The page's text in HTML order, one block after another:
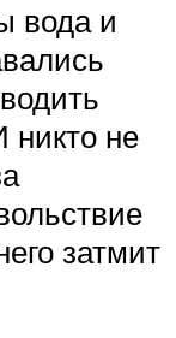
вода и
никто не
затмит